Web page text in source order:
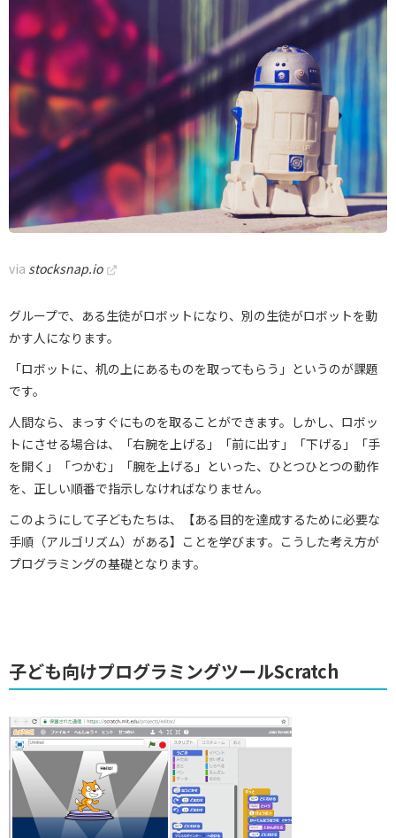
via stocksnap.io
グループで、ある生徒がロボットになり、別の生徒がロボットを動
かす人になります。
「ロボットに、机の上にあるものを取ってもらう」というのが課題
です。
人間なら、まっすぐにものを取ることができます。しかし、ロボッ
トにさせる場合は、「右腕を上げる」「前に出す」「下げる」「手
を開く」「つかむ」「腕を上げる」といった、ひとつひとつの動作
を、正しい順番で指示しなければなりません。
このようにして子どもたちは、【ある目的を達成するために必要な
手順（アルゴリズム）がある】ことを学びます。こうした考え方が
プログラミングの基礎となります。
子ども向けプログラミングツールScratch